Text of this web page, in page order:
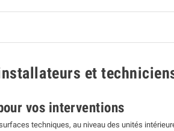
et
vos interventions
techniques, au niveau des unités